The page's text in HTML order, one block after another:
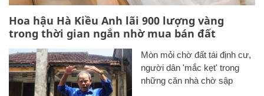
Hoa hậu Hà Kiều Anh lãi 900 lượng vàng
trong thời gian ngắn nhờ mua bán đất
Mòn mỏi chờ đất tái định cư,
người dân 'mắc kẹt' trong
những căn nhà chờ sập